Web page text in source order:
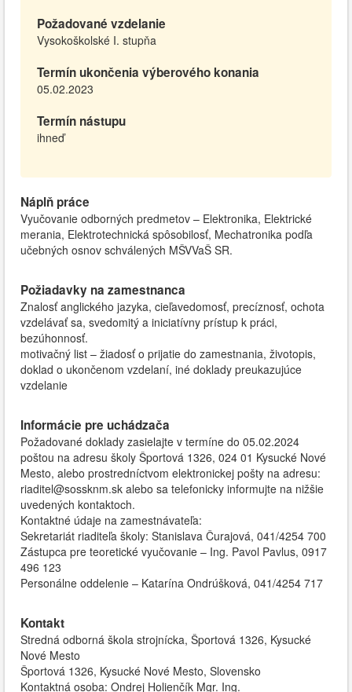
Požadované vzdelanie
Vysokoškolské I. stupňa
Termín ukončenia výberového konania
05.02.2023
Termín nástupu
ihneď
Náplň práce
Vyučovanie odborných predmetov – Elektronika, Elektrické
merania, Elektrotechnická spôsobilosť, Mechatronika podľa
učebných osnov schválených MŠVVaŠ SR.
Požiadavky na zamestnanca
Znalosť anglického jazyka, cieľavedomosť, precíznosť, ochota
vzdelávať sa, svedomitý a iniciatívny prístup k práci,
bezúhonnosť.
motivačný list – žiadosť o prijatie do zamestnania, životopis,
doklad o ukončenom vzdelaní, iné doklady preukazujúce
vzdelanie
Informácie pre uchádzača
Požadované doklady zasielajte v termíne do 05.02.2024
poštou na adresu školy Športová 1326, 024 01 Kysucké Nové
Mesto, alebo prostredníctvom elektronickej pošty na adresu:
riaditel@sossknm.sk alebo sa telefonicky informujte na nižšie
uvedených kontaktoch.
Kontaktné údaje na zamestnávateľa:
Sekretariát riaditeľa školy: Stanislava Čurajová, 041/4254 700
Zástupca pre teoretické vyučovanie – Ing. Pavol Pavlus, 0917
496 123
Personálne oddelenie – Katarína Ondrúšková, 041/4254 717
Kontakt
Stredná odborná škola strojnícka, Športová 1326, Kysucké
Nové Mesto
Športová 1326, Kysucké Nové Mesto, Slovensko
Kontaktná osoba: Ondrej Holienčík Mgr. Ing.